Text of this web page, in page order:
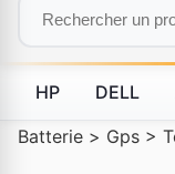
HP DELL
Batterie > Gps >